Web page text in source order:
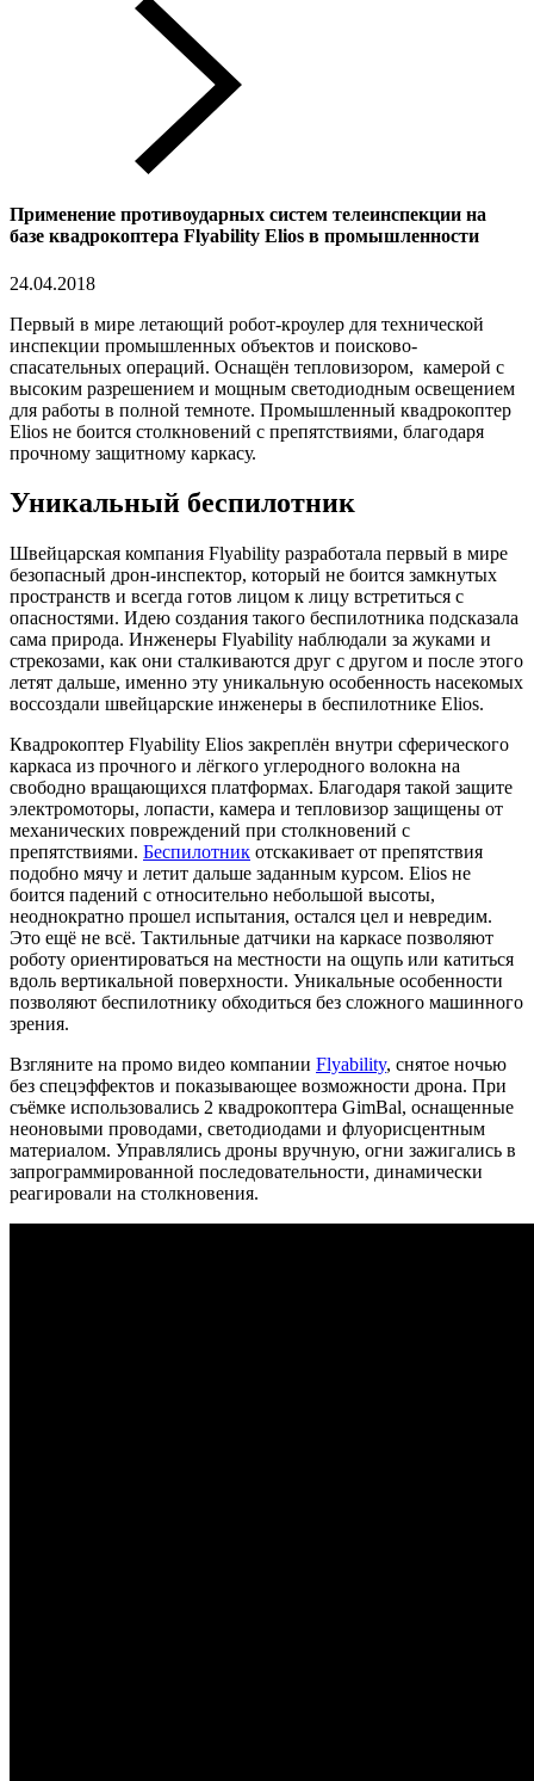
Применение противоударных систем телеинспекции на
базе квадрокоптера Flyability Elios в промышленности
24.04.2018
Первый в мире летающий робот-кроулер для технической
инспекции промышленных объектов и поисково-
спасательных операций. Оснащён тепловизором, камерой с
высоким разрешением и мощным светодиодным освещением
для работы в полной темноте. Промышленный квадрокоптер
Elios не боится столкновений с препятствиями, благодаря
прочному защитному каркасу.
Уникальный беспилотник
Швейцарская компания Flyability разработала первый в мире
безопасный дрон-инспектор, который не боится замкнутых
пространств и всегда готов лицом к лицу встретиться с
опасностями. Идею создания такого беспилотника подсказала
сама природа. Инженеры Flyability наблюдали за жуками и
стрекозами, как они сталкиваются друг с другом и после этого
летят дальше, именно эту уникальную особенность насекомых
воссоздали швейцарские инженеры в беспилотнике Elios.
Квадрокоптер Flyability Elios закреплён внутри сферического
каркаса из прочного и лёгкого углеродного волокна на
свободно вращающихся платформах. Благодаря такой защите
электромоторы, лопасти, камера и тепловизор защищены от
механических повреждений при столкновений с
препятствиями. Беспилотник отскакивает от препятствия
подобно мячу и летит дальше заданным курсом. Elios не
боится падений с относительно небольшой высоты,
неоднократно прошел испытания, остался цел и невредим.
Это ещё не всё. Тактильные датчики на каркасе позволяют
роботу ориентироваться на местности на ощупь или катиться
вдоль вертикальной поверхности. Уникальные особенности
позволяют беспилотнику обходиться без сложного машинного
зрения.
Взгляните на промо видео компании Flyability, снятое ночью
без спецэффектов и показывающее возможности дрона. При
съёмке использовались 2 квадрокоптера GimBal, оснащенные
неоновыми проводами, светодиодами и флуорисцентным
материалом. Управлялись дроны вручную, огни зажигались в
запрограммированной последовательности, динамически
реагировали на столкновения.